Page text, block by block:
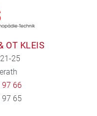
OT KLEIS
25
97 66
97 65